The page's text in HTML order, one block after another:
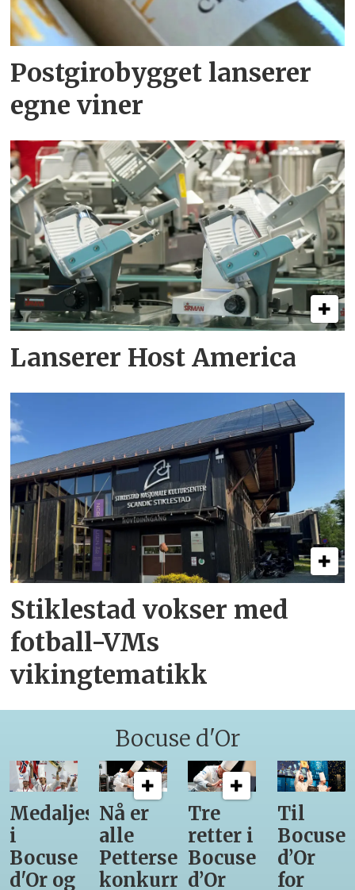
Postgirobygget lanserer
egne viner
Lanserer Host America
Stiklestad vokser med
fotball-VMs
vikingtematikk
Bocuse d'Or
Medaljestatistikk
i
Bocuse
d'Or og
Nå er
alle
Pettersens
konkurrenter
Tre
retter i
Bocuse
d’Or
Til
Bocuse
d’Or
for